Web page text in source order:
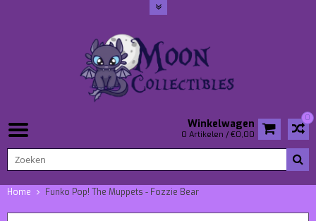
0
Winkelwagen
0 Artikelen / €0,00
Home Funko Pop! The Muppets - Fozzie Bear